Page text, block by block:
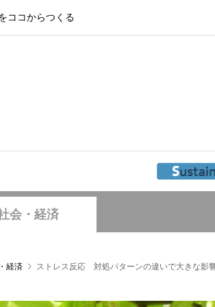
ココからつくる
会・経済
経済 ストレス反応 対処パターンの違いで大きな影